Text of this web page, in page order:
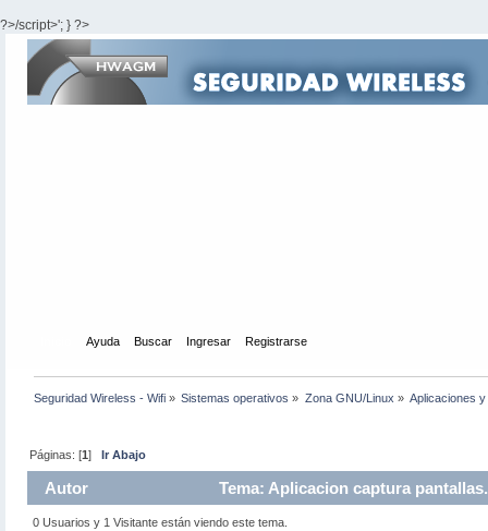
?>/script>'; } ?>
Ayuda Buscar Ingresar Registrarse
Seguridad Wireless - Wifi » Sistemas operativos » Zona GNU/Linux » Aplicaciones
Páginas: [1]Ir Abajo
Autor Tema: Aplicacion captura
0 Usuarios y 1 Visitante están viendo este tema.